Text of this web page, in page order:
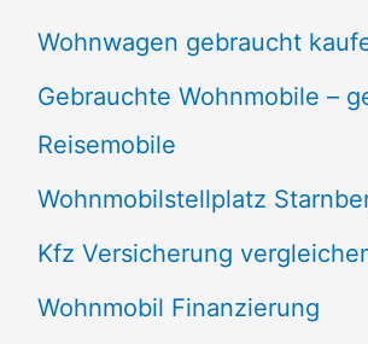
Wohnwagen gebraucht
Gebrauchte Wohnmobile –
Reisemobile
Wohnmobilstellplatz
Kfz Versicherung
Wohnmobil Finanzierung